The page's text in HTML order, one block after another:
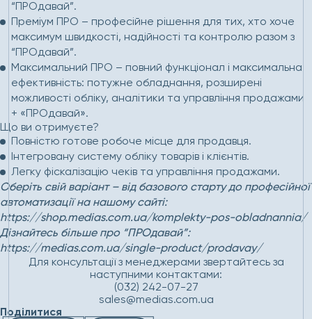
Поділитися
“ПРОдавай”.
Преміум ПРО – професійне рішення для тих, хто хоче
максимум швидкості, надійності та контролю разом з
“ПРОдавай”.
Максимальний ПРО – повний функціонал і максимальна
ефективність: потужне обладнання, розширені
можливості обліку, аналітики та управління продажами
+ «ПРОдавай».
Що ви отримуєте?
Повністю готове робоче місце для продавця.
Інтегровану систему обліку товарів і клієнтів.
Легку фіскалізацію чеків та управління продажами.
Оберіть свій варіант – від базового старту до професійної
автоматизації на нашому сайті:
https://shop.medias.com.ua/komplekty-pos-obladnannia/
Дізнайтесь більше про “ПРОдавай”:
https://medias.com.ua/single-product/prodavay/
Для консультації з менеджерами звертайтесь за
наступними контактами:
(032) 242-07-27
sales@medias.com.ua